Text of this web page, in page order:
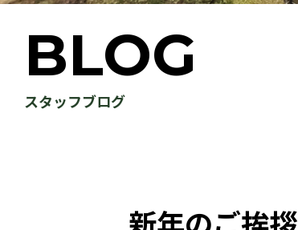
BLOG
スタッフブログ